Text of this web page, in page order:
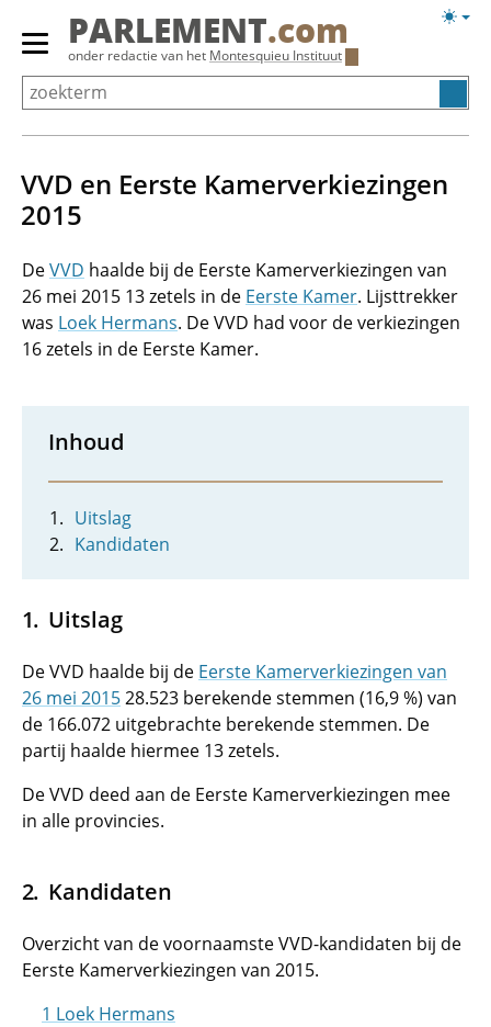
Overslaan
Primair
menu
tonen/verbergen
PARLEMENT.com
onder redactie van het Montesquieu Instituut
VVD en Eerste Kamerverkiezingen
2015
DeVVD haalde bij de Eerste Kamerverkiezingen van
26 mei 2015 13 zetels in de Eerste Kamer. Lijsttrekker
was Loek Hermans. De VVD had voor de verkiezingen
16 zetels in de Eerste Kamer.
Inhoud
Uitslag
Kandidaten
Uitslag
De VVD haalde bij de Eerste Kamerverkiezingen van
26 mei 201528.523 berekende stemmen (16,9 %) van
de 166.072 uitgebrachte berekende stemmen. De
partij haalde hiermee 13 zetels.
De VVD deed aan de Eerste Kamerverkiezingen mee
in alle provincies.
Kandidaten
Overzicht van de voornaamste VVD-kandidaten bij de
Eerste Kamerverkiezingen van 2015.
1 Loek Hermans